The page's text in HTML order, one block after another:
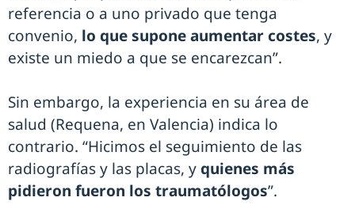
referencia o a uno privado que tenga
convenio, lo que supone aumentar costes, y
existe un miedo a que se encarezcan”.
Sin embargo, la experiencia en su área de
salud (Requena, en Valencia) indica lo
contrario. “Hicimos el seguimiento de las
radiografías y las placas, y quienes más
pidieron fueron los traumatólogos”.